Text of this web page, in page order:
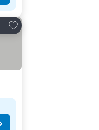
Lisää suosikkeihin